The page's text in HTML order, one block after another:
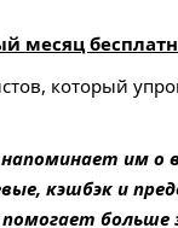
месяц
который
им о
кэшбэк и